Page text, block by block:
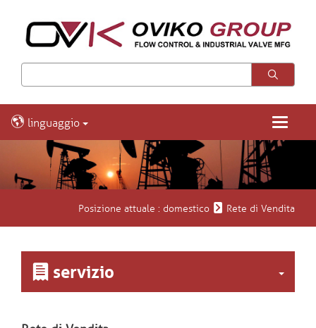
linguaggio
Toggle
Posizione attuale : domestico Rete di Vendita
servizio